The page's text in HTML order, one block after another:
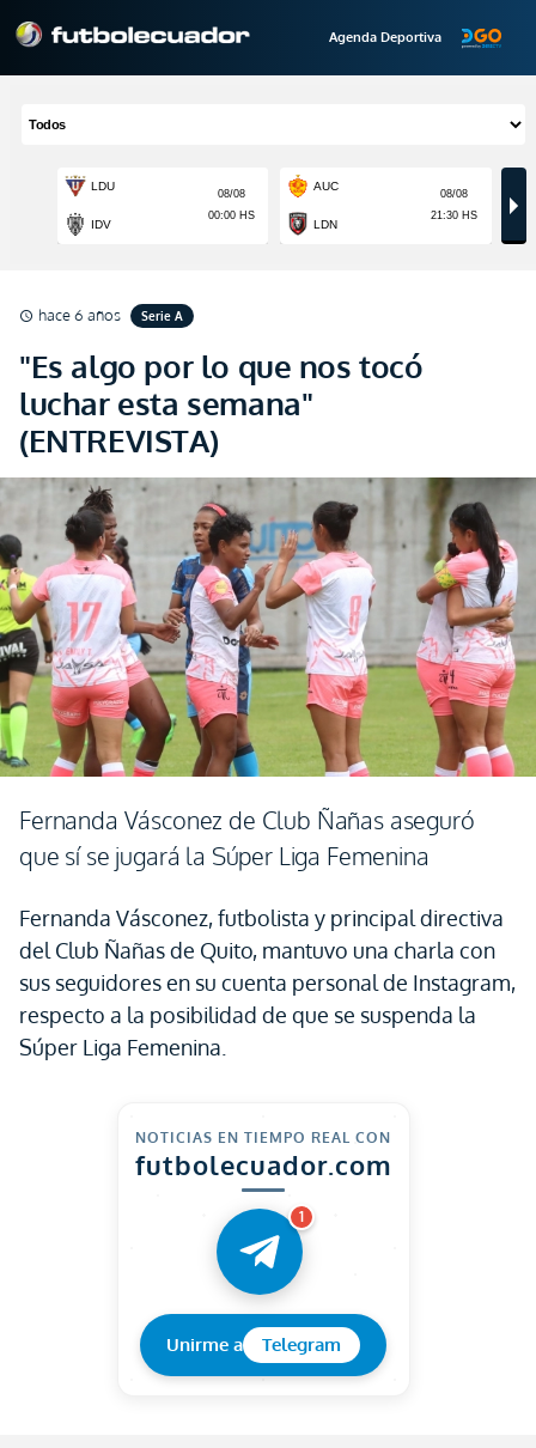
Agenda Deportiva
schedule hace 6 años Serie A
"Es algo por lo que nos tocó
luchar esta semana"
(ENTREVISTA)
Fernanda Vásconez de Club Ñañas aseguró
que sí se jugará la Súper Liga Femenina
Fernanda Vásconez, futbolista y principal directiva
del Club Ñañas de Quito, mantuvo una charla con
sus seguidores en su cuenta personal de Instagram,
respecto a la posibilidad de que se suspenda la
Súper Liga Femenina.
NOTICIAS EN TIEMPO REAL CON
futbolecuador.com
1
Unirme a Telegram